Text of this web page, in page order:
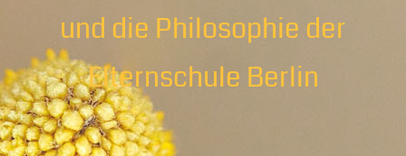
und die Philosophie der
Elternschule Berlin